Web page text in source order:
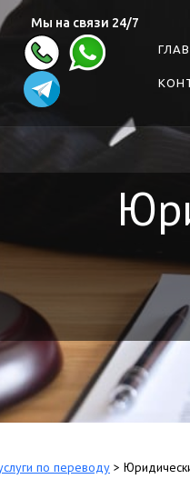
Мы на связи 24/7
по переводу >